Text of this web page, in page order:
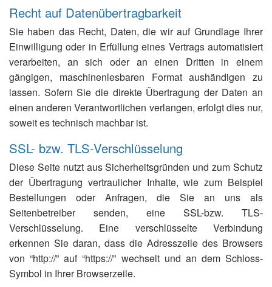
Recht auf Datenübertragbarkeit
Sie haben das Recht, Daten, die wir auf Grundlage Ihrer
Einwilligung oder in Erfüllung eines Vertrags automatisiert
verarbeiten, an sich oder an einen Dritten in einem
gängigen, maschinenlesbaren Format aushändigen zu
lassen. Sofern Sie die direkte Übertragung der Daten an
einen anderen Verantwortlichen verlangen, erfolgt dies nur,
soweit es technisch machbar ist.
SSL- bzw. TLS-Verschlüsselung
Diese Seite nutzt aus Sicherheitsgründen und zum Schutz
der Übertragung vertraulicher Inhalte, wie zum Beispiel
Bestellungen oder Anfragen, die Sie an uns als
Seitenbetreiber senden, eine SSL-bzw. TLS-
Verschlüsselung. Eine verschlüsselte Verbindung
erkennen Sie daran, dass die Adresszeile des Browsers
von “http://” auf “https://” wechselt und an dem Schloss-
Symbol in Ihrer Browserzeile.